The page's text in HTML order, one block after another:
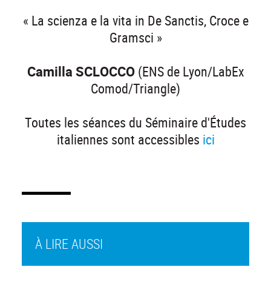
« La scienza e la vita in De Sanctis, Croce e
Gramsci »
Camilla SCLOCCO (ENS de Lyon/LabEx
Comod/Triangle)
Toutes les séances du Séminaire d'Études
italiennes sont accessibles ici
À LIRE AUSSI